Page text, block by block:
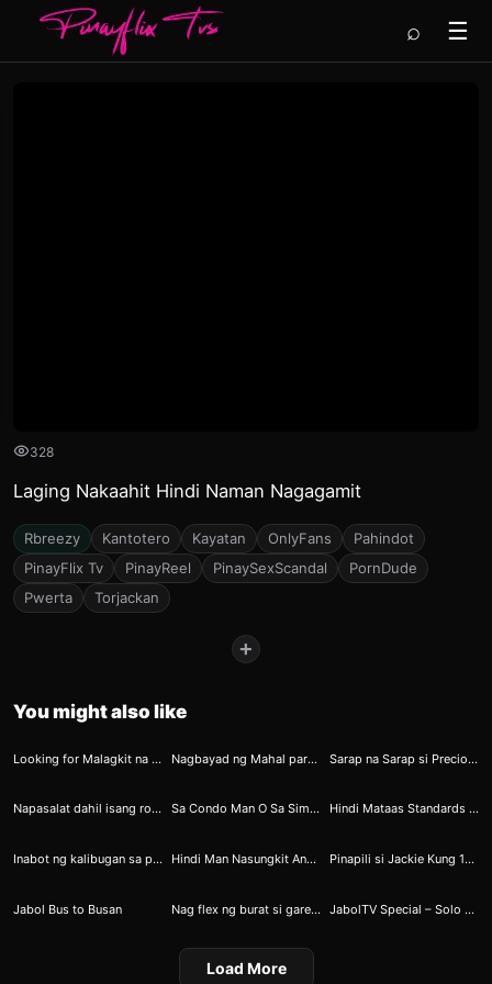
☰
⌕
328
Laging Nakaahit Hindi Naman Nagagamit
Rbreezy Kantotero Kayatan OnlyFans
Pahindot
PinayFlix Tv
PinayReel PinaySexScandal
PornDude
Pwerta
Torjackan
+
You might also like
7
Looking for Malagkit na Sarsa si Marissa Nagbayad ng Mahal para sa Isang Minutong Bembang Sarap na Sarap si Precious sa Paglamas ng Osus
17
Napasalat dahil isang round lang si ninong
22
Sa Condo Man O Sa Simpleng Tambayan Ikaw Pa Rin Ang Dahilan Kung Bakit Espesyal Ang Gabi Dahil Todo Torjack At Rawdog Tayo
29
Hindi Mataas Standards Ko Gusto Ko Lang Hindi Lolokohin
48
Inabot ng kalibugan sa parkingan
51
Hindi Man Nasungkit Ang Kampeonato Nakasungkit Naman ng Muse si Renato
88
Pinapili si Jackie Kung 1M o Subo Hulaan nyo Pinili nya
97
Jabol Bus to Busan
126
Nag flex ng burat si gareth
141
JabolTV Special – Solo VS Squad [COMPLETE ROUNDS]
Load More